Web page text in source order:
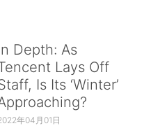
Depth: As
Lays Off
Is Its ‘Winter’
年04月01日